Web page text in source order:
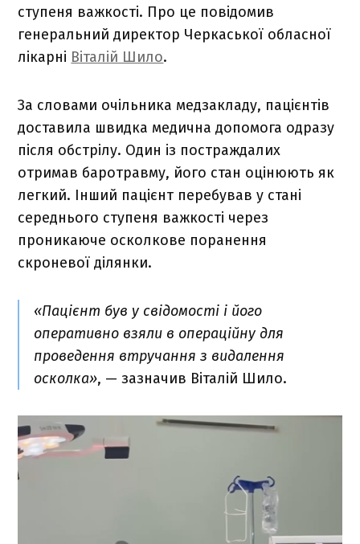
ступеня важкості. Про це повідомив
генеральний директор Черкаської обласної
лікарні Віталій Шило.
За словами очільника медзакладу, пацієнтів
доставила швидка медична допомога одразу
після обстрілу. Один із постраждалих
отримав баротравму, його стан оцінюють як
легкий. Інший пацієнт перебував у стані
середнього ступеня важкості через
проникаюче осколкове поранення
скроневої ділянки.
«Пацієнт був у свідомості і його
оперативно взяли в операційну для
проведення втручання з видалення
осколка», — зазначив Віталій Шило.